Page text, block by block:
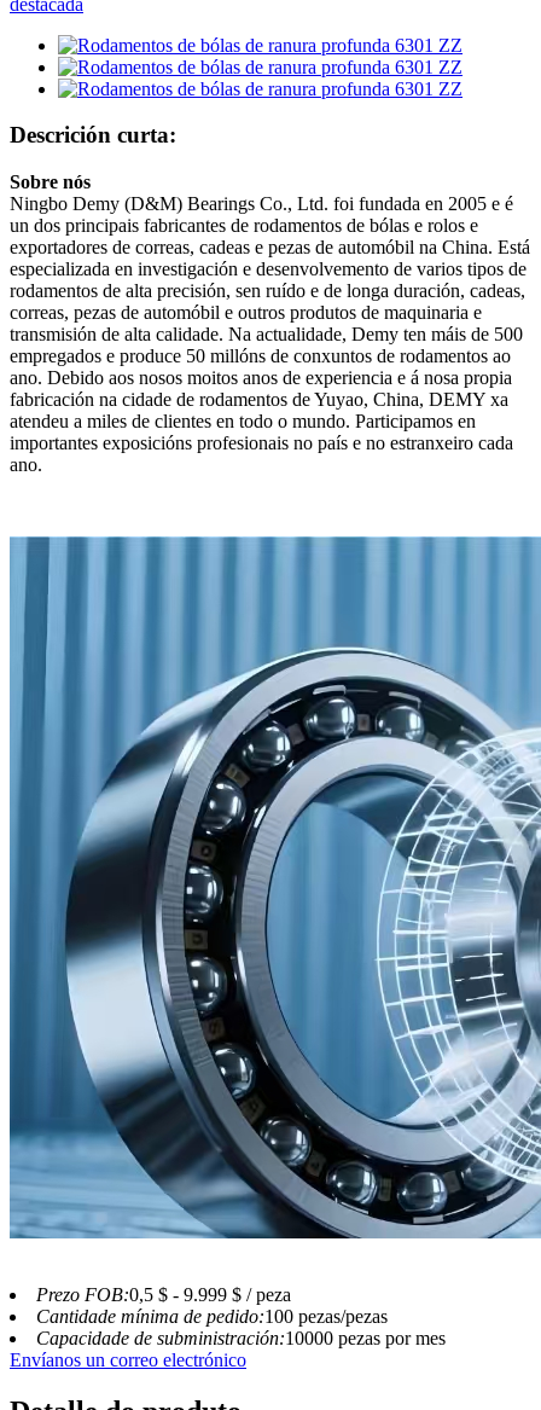
Descrición curta:
Sobre nós
Ningbo Demy (D&M) Bearings Co., Ltd. foi fundada en 2005 e é
un dos principais fabricantes de rodamentos de bólas e rolos e
exportadores de correas, cadeas e pezas de automóbil na China. Está
especializada en investigación e desenvolvemento de varios tipos de
rodamentos de alta precisión, sen ruído e de longa duración, cadeas,
correas, pezas de automóbil e outros produtos de maquinaria e
transmisión de alta calidade. Na actualidade, Demy ten máis de 500
empregados e produce 50 millóns de conxuntos de rodamentos ao
ano. Debido aos nosos moitos anos de experiencia e á nosa propia
fabricación na cidade de rodamentos de Yuyao, China, DEMY xa
atendeu a miles de clientes en todo o mundo. Participamos en
importantes exposicións profesionais no país e no estranxeiro cada
ano.
Prezo FOB:0,5 $ - 9.999 $ / peza
Cantidade mínima de pedido:100 pezas/pezas
Capacidade de subministración:10000 pezas por mes
Envíanos un correo electrónico